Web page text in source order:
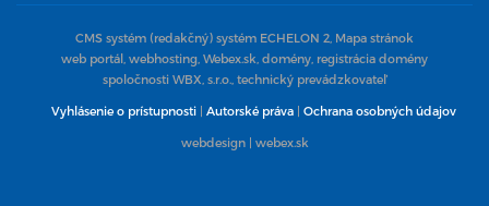
CMS systém (redakčný) systém ECHELON 2, Mapa stránok
web portál, webhosting, Webex.sk , domény, registrácia domény
spoločnosti WBX, s.r.o. , technický prevádzkovateľ
Vyhlásenie o prístupnosti | Autorské práva | Ochrana osobných údajov
webdesign| webex.sk